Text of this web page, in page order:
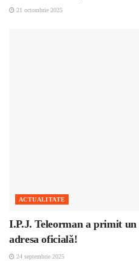
21 octombrie 2025
ACTUALITATE
I.P.J. Teleorman a primit
adresa oficială!
24 septembrie 2025